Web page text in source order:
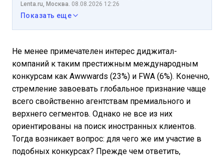
Lenta.ru, Москва. 08.08.2026 12:26
Показать еще
Не менее примечателен интерес диджитал-
компаний к таким престижным международным
конкурсам как Awwwards (23%) и FWA (6%). Конечно,
стремление завоевать глобальное признание чаще
всего свойственно агентствам премиального и
верхнего сегментов. Однако не все из них
ориентированы на поиск иностранных клиентов.
Тогда возникает вопрос: для чего же им участие в
подобных конкурсах? Прежде чем ответить,